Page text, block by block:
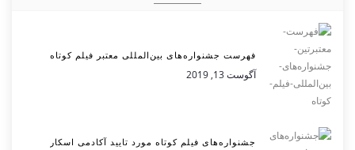
فهرست جشنواره‌های بین‌المللی معتبر فیلم کوتاه
آگوست 13, 2019
جشنواره‌های فیلم کوتاه مورد تایید آکادمی اسکار